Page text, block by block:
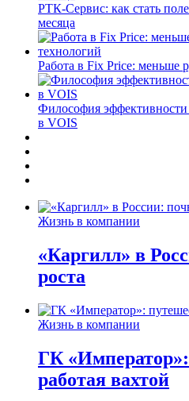
РТК-Сервис: как стать
месяца
Работа в Fix Price: меньше
Философия
в VOIS
Жизнь в компании
«Каргилл» в
роста
Жизнь в компании
ГК
работая вахтой